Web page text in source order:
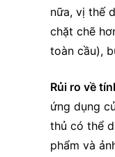
nữa, vị thế
chặt chẽ
toàn cầu),
Rủi ro về
ứng dụng
thủ có thể
phẩm và